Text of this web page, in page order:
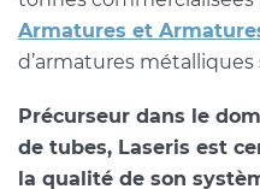
Armatures et
d’armatures
Précurseur dans le
de tubes, Laseris est
la qualité de son